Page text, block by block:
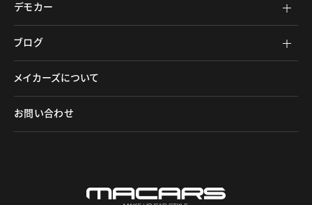
デモカー
ブログ
メイカーズについて
お問い合わせ